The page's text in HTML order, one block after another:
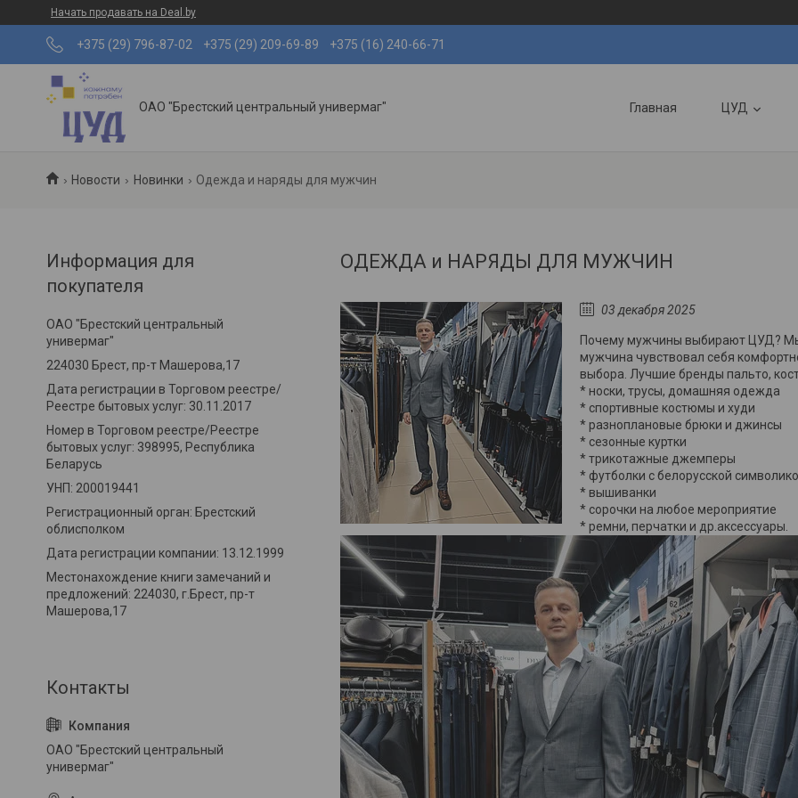
Начать продавать на Deal.by
+375 (29) 796-87-02 +375 (29) 209-69-89 +375 (16) 240-66-71
ОАО "Брестский центральный универмаг" Главная ЦУД
Новости Новинки Одежда и наряды для мужчин
ОДЕЖДА и НАРЯДЫ ДЛЯ МУЖЧИН
03 декабря 2025
Почему мужчины выбирают ЦУД?
мужчина чувствовал себя
выбора. Лучшие бренды пальто,
* носки, трусы, домашняя одежда
* спортивные костюмы и худи
* разноплановые брюки и джинсы
* сезонные куртки
* трикотажные джемперы
* футболки с белорусской
* вышиванки
* сорочки на любое мероприятие
* ремни, перчатки и др.аксессуары.
Информация для
покупателя
ОАО "Брестский центральный
универмаг"
224030 Брест, пр-т Машерова,17
Дата регистрации в Торговом реестре/
Реестре бытовых услуг: 30.11.2017
Номер в Торговом реестре/Реестре
бытовых услуг: 398995, Республика
Беларусь
УНП: 200019441
Регистрационный орган: Брестский
облисполком
Дата регистрации компании: 13.12.1999
Местонахождение книги замечаний и
предложений: 224030, г.Брест, пр-т
Машерова,17
ОАО "Брестский центральный
универмаг"